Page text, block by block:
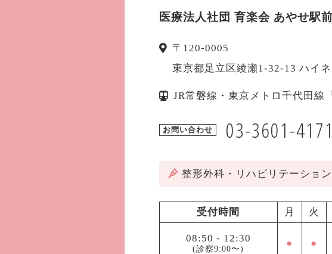
医療法人社団 育楽会 あやせ駅
〒 120-0005
東京都足立区綾瀬1-32-13 ハイ
JR常磐線・東京メトロ千代田線
お問い合わせ 03-3601-4171
整形外科・リハビリテーショ
受付時間 月 火
08:50 - 12:30
(診察9:00〜)
● ●